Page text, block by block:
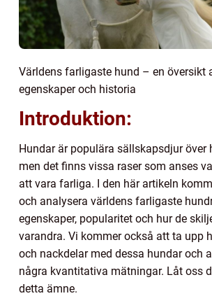
Världens farligaste hund – en översikt
egenskaper och historia
Introduktion:
Hundar är populära sällskapsdjur över
men det finns vissa raser som anses
att vara farliga. I den här artikeln
och analysera världens farligaste
egenskaper, popularitet och hur de
varandra. Vi kommer också att ta upp
och nackdelar med dessa hundar och
några kvantitativa mätningar. Låt oss
detta ämne.